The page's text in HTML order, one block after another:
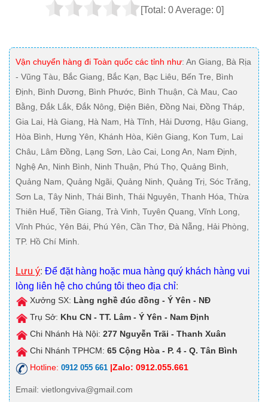
[Total: 0Average: 0]
Vận chuyển hàng đi Toàn quốc các tỉnh như: An Giang, Bà Rịa
- Vũng Tàu, Bắc Giang, Bắc Kạn, Bạc Liêu, Bến Tre, Bình
Định, Bình Dương, Bình Phước, Bình Thuận, Cà Mau, Cao
Bằng, Đắk Lắk, Đắk Nông, Điện Biên, Đồng Nai, Đồng Tháp,
Gia Lai, Hà Giang, Hà Nam, Hà Tĩnh, Hải Dương, Hậu Giang,
Hòa Bình, Hưng Yên, Khánh Hòa, Kiên Giang, Kon Tum, Lai
Châu, Lâm Đồng, Lạng Sơn, Lào Cai, Long An, Nam Định,
Nghệ An, Ninh Bình, Ninh Thuận, Phú Thọ, Quảng Bình,
Quảng Nam, Quảng Ngãi, Quảng Ninh, Quảng Trị, Sóc Trăng,
Sơn La, Tây Ninh, Thái Bình, Thái Nguyên, Thanh Hóa, Thừa
Thiên Huế, Tiền Giang, Trà Vinh, Tuyên Quang, Vĩnh Long,
Vĩnh Phúc, Yên Bái, Phú Yên, Cần Thơ, Đà Nẵng, Hải Phòng,
TP. Hồ Chí Minh.
Lưu ý: Để đặt hàng hoặc mua hàng quý khách hàng vui
lòng liên hệ cho chúng tôi theo địa chỉ:
Xưởng SX: Làng nghề đúc đồng - Ý Yên - NĐ
Trụ Sở: Khu CN - TT. Lâm - Ý Yên - Nam Định
Chi Nhánh Hà Nội: 277 Nguyễn Trãi - Thanh Xuân
Chi Nhánh TPHCM: 65 Cộng Hòa - P. 4 - Q. Tân Bình
Hotline: 0912 055 661 |Zalo: 0912.055.661
Email: vietlongviva@gmail.com